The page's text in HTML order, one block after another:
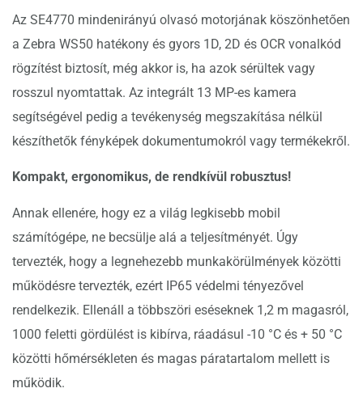
Az SE4770 mindenirányú olvasó motorjának köszönhetően
a Zebra WS50 hatékony és gyors 1D, 2D és OCR vonalkód
rögzítést biztosít, még akkor is, ha azok sérültek vagy
rosszul nyomtattak. Az integrált 13 MP-es kamera
segítségével pedig a tevékenység megszakítása nélkül
készíthetők fényképek dokumentumokról vagy termékekről.
Kompakt, ergonomikus, de rendkívül robusztus!
Annak ellenére, hogy ez a világ legkisebb mobil
számítógépe, ne becsülje alá a teljesítményét. Úgy
tervezték, hogy a legnehezebb munkakörülmények közötti
működésre tervezték, ezért IP65 védelmi tényezővel
rendelkezik. Ellenáll a többszöri eséseknek 1,2 m magasról,
1000 feletti gördülést is kibírva, ráadásul -10 °C és + 50 °C
közötti hőmérsékleten és magas páratartalom mellett is
működik.